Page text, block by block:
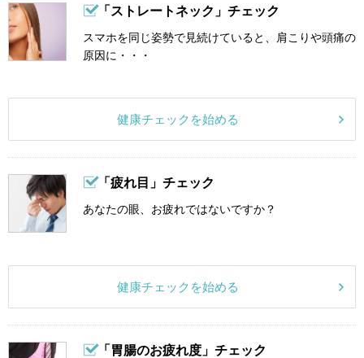
「ストレートネック」チェック
スマホを同じ姿勢で見続けていると、肩こりや頭痛の
原因に・・・
健康チェックを始める
「疲れ目」チェック
あなたの眼、お疲れではないですか？
健康チェックを始める
「胃腸のお疲れ度」チェック